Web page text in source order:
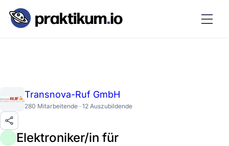
Transnova-Ruf GmbH
280 Mitarbeitende · 12 Auszubildende
Elektroniker/in für